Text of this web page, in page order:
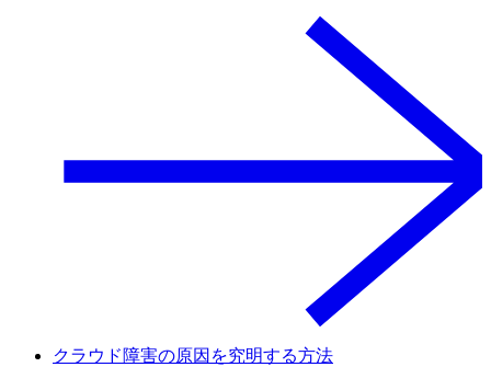
クラウド障害の原因を究明する方法